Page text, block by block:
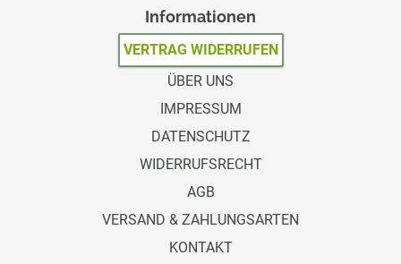
Informationen
VERTRAG WIDERRUFEN
ÜBER UNS
IMPRESSUM
DATENSCHUTZ
WIDERRUFSRECHT
AGB
VERSAND & ZAHLUNGSARTEN
KONTAKT